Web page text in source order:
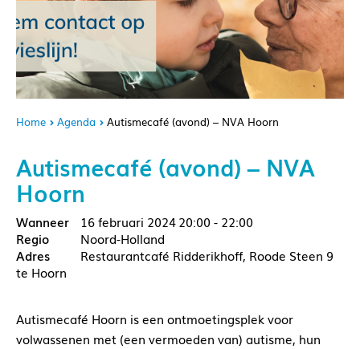
Home Agenda Autismecafé (avond) – NVA Hoorn
Autismecafé (avond) – NVA
Hoorn
16 februari 202420:00 - 22:00
Noord-Holland
Restaurantcafé Ridderikhoff, Roode Steen 9
te Hoorn
Autismecafé Hoorn is een ontmoetingsplek voor
volwassenen met (een vermoeden van) autisme, hun